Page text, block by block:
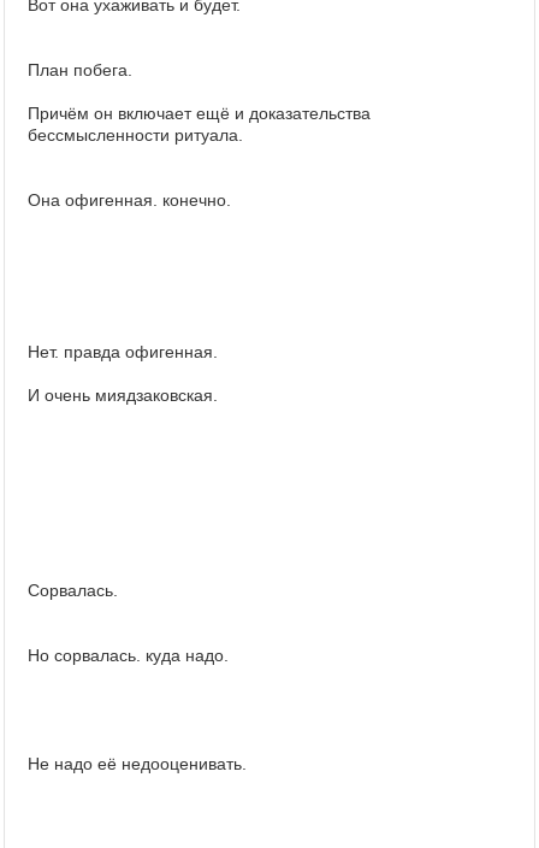
Вот она ухаживать и будет.
План побега.
Причём он включает ещё и доказательства
бессмысленности ритуала.
Она офигенная. конечно.
Нет. правда офигенная.
И очень миядзаковская.
Сорвалась.
Но сорвалась. куда надо.
Не надо её недооценивать.